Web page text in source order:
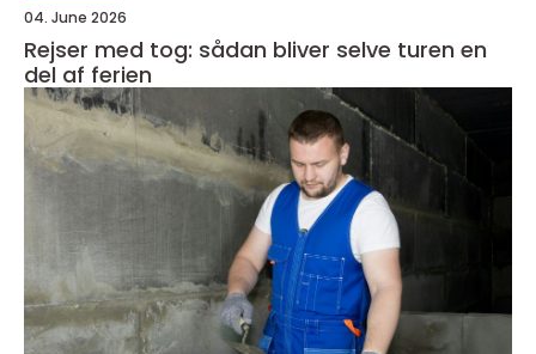
04. June 2026
Rejser med tog: sådan bliver selve turen en
del af ferien